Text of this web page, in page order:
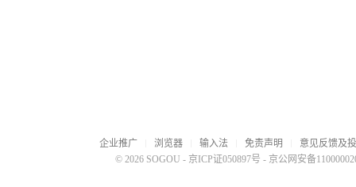
企业推广 浏览器 输入法 免责声明
意见反馈及
© 2026 SOGOU - 京ICP证050897号 - 京公网安备